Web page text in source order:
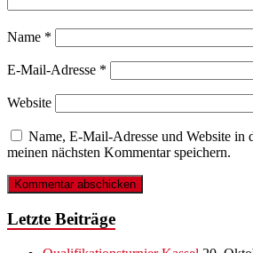
Name *
E-Mail-Adresse *
Website
Name, E-Mail-Adresse und Website in
meinen nächsten Kommentar speichern.
Letzte Beiträge